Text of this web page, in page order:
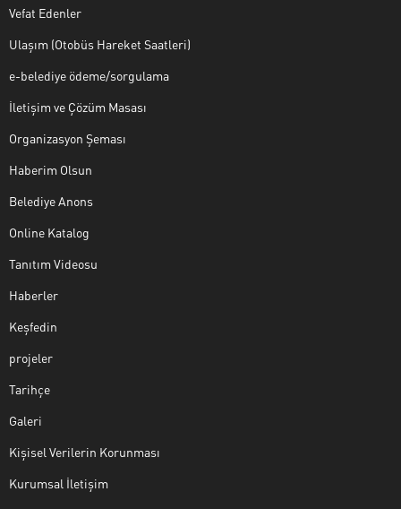
Vefat Edenler
Ulaşım (Otobüs Hareket Saatleri)
e-belediye ödeme/sorgulama
İletişim ve Çözüm Masası
Organizasyon Şeması
Haberim Olsun
Belediye Anons
Online Katalog
Tanıtım Videosu
Haberler
Keşfedin
projeler
Tarihçe
Galeri
Kişisel Verilerin Korunması
Kurumsal İletişim